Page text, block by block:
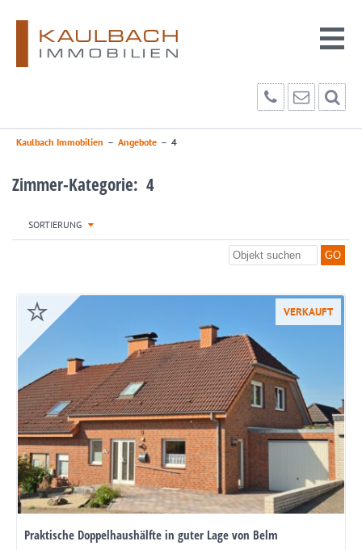
Kaulbach Immobilien – Angebote – 4
Zimmer-Kategorie: 4
SORTIERUNG
VERKAUFT
Praktische Doppelhaushälfte in guter Lage von Belm